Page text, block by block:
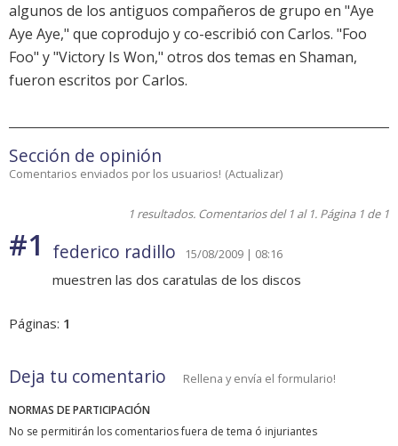
algunos de los antiguos compañeros de grupo en "Aye
Aye Aye," que coprodujo y co-escribió con Carlos. "Foo
Foo" y "Victory Is Won," otros dos temas en Shaman,
fueron escritos por Carlos.
Sección de opinión
Comentarios enviados por los usuarios! (Actualizar)
1 resultados. Comentarios del 1 al 1. Página 1 de 1
#1 federico radillo 15/08/2009 | 08:16
muestren las dos caratulas de los discos
Páginas: 1
Deja tu comentario Rellena y envía el formulario!
NORMAS DE PARTICIPACIÓN
No se permitirán los comentarios fuera de tema ó injuriantes